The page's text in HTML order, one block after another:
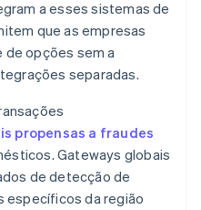
a esses sistemas de
que as empresas
de opções sem a
separadas.
propensas a fraudes
Gateways globais
de detecção de
específicos da região